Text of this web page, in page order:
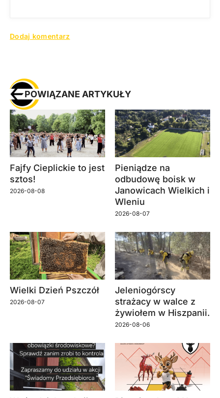
POWIĄZANE ARTYKUŁY
Fajfy Cieplickie to jest
sztos!
2026-08-08
Pieniądze na
odbudowę boisk w
Janowicach Wielkich i
Wleniu
2026-08-07
Wielki Dzień Pszczół
2026-08-07
Jeleniogórscy
strażacy w walce z
żywiołem w Hiszpanii.
2026-08-06